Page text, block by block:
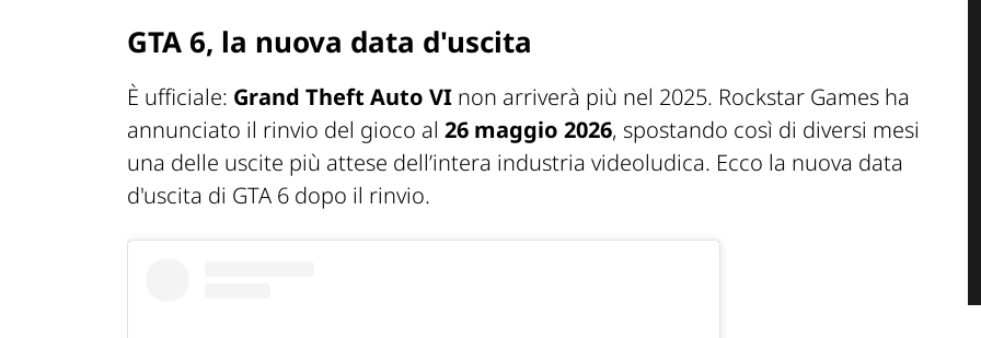
GTA 6, la nuova data d'uscita
È ufficiale: Grand Theft Auto VI non arriverà più nel 2025. Rockstar Games ha
annunciato il rinvio del gioco al 26 maggio 2026, spostando così di diversi mesi
una delle uscite più attese dell’intera industria videoludica. Ecco la nuova data
d'uscita di GTA 6 dopo il rinvio.